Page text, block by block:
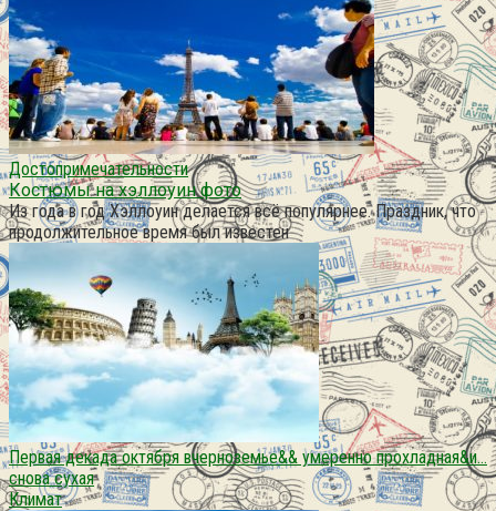
Достопримечательности
Костюмы на хэллоуин фото
Из года в год Хэллоуин делается всё популярнее. Праздник, что
продолжительное время был известен
Первая декада октября вчерноземье&& умеренно прохладная&и…
снова сухая
Климат